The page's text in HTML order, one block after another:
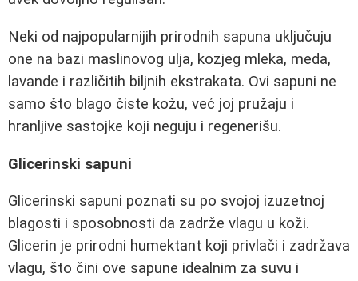
Neki od najpopularnijih prirodnih sapuna uključuju
one na bazi maslinovog ulja, kozjeg mleka, meda,
lavande i različitih biljnih ekstrakata. Ovi sapuni ne
samo što blago čiste kožu, već joj pružaju i
hranljive sastojke koji neguju i regenerišu.
Glicerinski sapuni
Glicerinski sapuni poznati su po svojoj izuzetnoj
blagosti i sposobnosti da zadrže vlagu u koži.
Glicerin je prirodni humektant koji privlači i zadržava
vlagu, što čini ove sapune idealnim za suvu i